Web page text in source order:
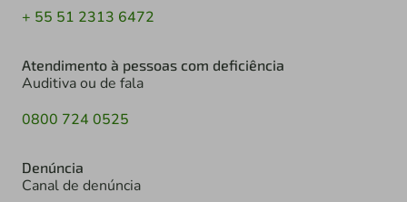
+ 55 51 2313 6472
Atendimento à pessoas com deficiência
Auditiva ou de fala
0800 724 0525
Denúncia
Canal de denúncia